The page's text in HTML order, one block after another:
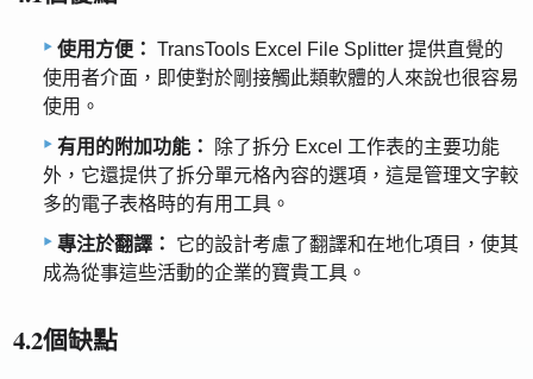
使用方便： TransTools Excel File Splitter 提供直覺的
使用者介面，即使對於剛接觸此類軟體的人來說也很容易
使用。
有用的附加功能：
除了拆分 Excel 工作表的主要功能
外，它還提供了拆分單元格內容的選項，這是管理文字較
多的電子表格時的有用工具。
專注於翻譯：
它的設計考慮了翻譯和在地化項目，使其
成為從事這些活動的企業的寶貴工具。
4.2個缺點